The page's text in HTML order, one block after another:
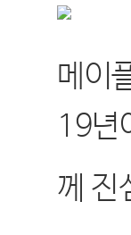
메이
19년
께 진